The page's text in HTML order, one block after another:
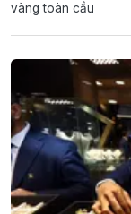
vàng toàn cầu